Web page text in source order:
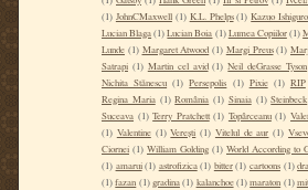
(1) JohnCMaxwell (1) K.L. Phelps (1) Kazuo Ishiguro
Lucian Blaga(1)Lucian Boia (1)Lumea Copiilor(1)
Lunde (1) Margaret Atwood (1) Margi Preus (1)
Satrapi (1) Martin cel avid (1) Neil deGrasse Tyson
Nichita Stănescu (1) Persepolis (1) Pixie (1) RIP
Regina Maria (1) România (1) Sinaia (1) Steinbeck
Suceava (1) Terry Pratchett (1) Topârceanu (1)
(1) Valentine (1) Verești (1) Vitelul de aur (1)
Ciornei (1) William Golding (1) World According to
(1) amarui (1) astrofizica (1) bitter (1) cartoons (1)
(1)fazan (1)gradina(1) kalanchoe (1)maraton (1) mit